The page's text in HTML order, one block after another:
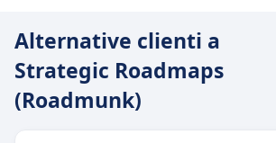
Alternative clienti a
Strategic Roadmaps
(Roadmunk)